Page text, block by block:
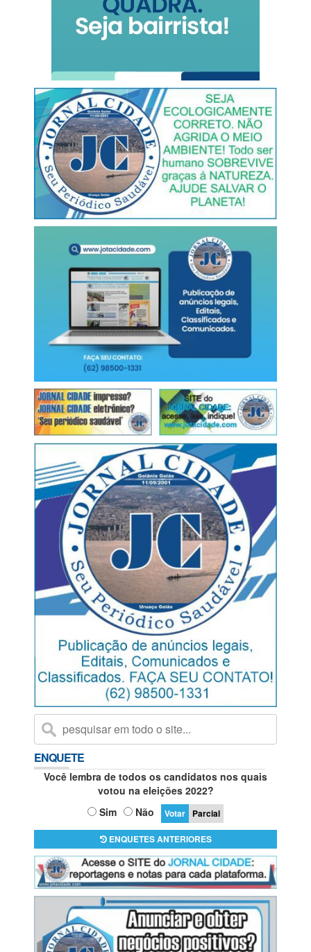
ENQUETE
Você lembra de todos os candidatos nos quais
votou na eleições 2022?
Sim
Não Parcial
ENQUETES ANTERIORES